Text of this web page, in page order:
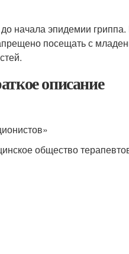
начала эпидемии
посещать с
описание
общество